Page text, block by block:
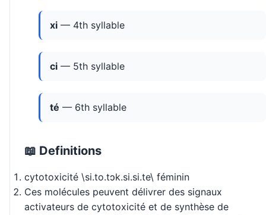
xi — 4th syllable
ci — 5th syllable
té — 6th syllable
📖 Definitions
cytotoxicité \si.to.tɔk.si.si.te\ féminin
Ces molécules peuvent délivrer des signaux
activateurs de cytotoxicité et de synthèse de